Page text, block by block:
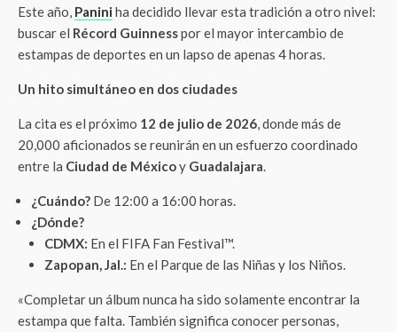
Este año, Panini ha decidido llevar esta tradición a otro nivel:
buscar el Récord Guinnesspor el mayor intercambio de
estampas de deportes en un lapso de apenas 4 horas.
Un hito simultáneo en dos ciudades
La cita es el próximo 12 de julio de 2026, donde más de
20,000 aficionados se reunirán en un esfuerzo coordinado
entre la Ciudad de Méxicoy Guadalajara.
¿Cuándo? De 12:00 a 16:00 horas.
¿Dónde?
CDMX: En el FIFA Fan Festival™.
Zapopan, Jal.: En el Parque de las Niñas y los Niños.
«Completar un álbum nunca ha sido solamente encontrar la
estampa que falta. También significa conocer personas,